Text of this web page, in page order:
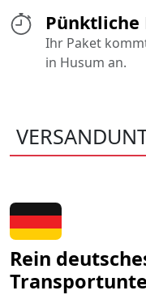
Pünktliche
Ihr Paket
in Husum an.
Rein